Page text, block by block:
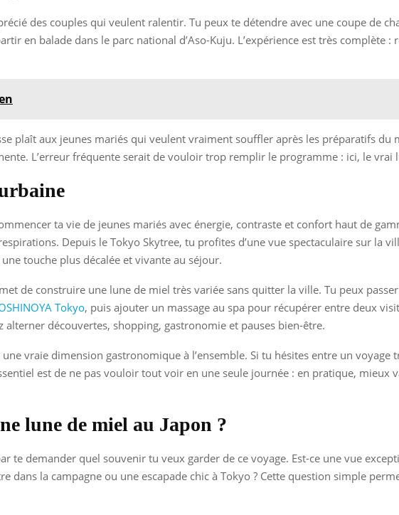
des couples qui veulent ralentir. Tu peux te détendre avec une coupe de
en balade dans le parc national d’Aso-Kuju. L’expérience est très complète
plaît aux jeunes mariés qui veulent vraiment souffler après les préparatifs du
L’erreur fréquente serait de vouloir trop remplir le programme : ici, le vrai
ta vie de jeunes mariés avec énergie, contraste et confort haut de
Depuis le Tokyo Skytree, tu profites d’une vue spectaculaire sur la
touche plus décalée et vivante au séjour.
de construire une lune de miel très variée sans quitter la ville. Tu peux
Tokyo, puis ajouter un massage au spa pour récupérer entre deux
découvertes, shopping, gastronomie et pauses bien-être.
vraie dimension gastronomique à l’ensemble. Si tu hésites entre un
est de ne pas vouloir tout voir en une seule journée : en pratique, mieux
lune de miel au Japon ?
te demander quel souvenir tu veux garder de ce voyage. Est-ce une vue
dans la campagne ou une escapade chic à Tokyo ? Cette question simple